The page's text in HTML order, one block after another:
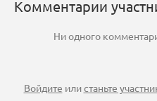
Комментарии
Ни одного
Войдите илистаньте